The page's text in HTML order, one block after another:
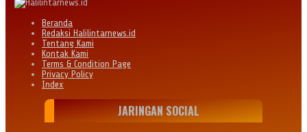
Beranda
Redaksi Halilintarnews.id
Tentang Kami
Kontak Kami
Terms & Condition Page
Privacy Policy
Index
JARINGAN SOCIAL